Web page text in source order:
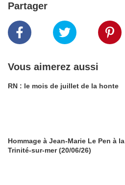
Partager
Vous aimerez aussi
RN : le mois de juillet de la honte
Hommage à Jean-Marie Le Pen à la
Trinité-sur-mer (20/06/26)